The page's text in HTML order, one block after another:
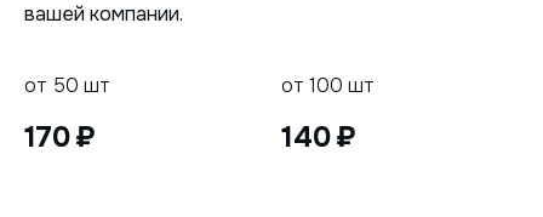
вашей компании.
от 50 шт
170
от 100 шт
140